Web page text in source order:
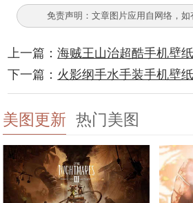
免责声明：文章图片应用自网络，
上一篇：海贼王山治超酷手机壁
下一篇： 火影纲手水手装手机壁
美图更新 热门美图